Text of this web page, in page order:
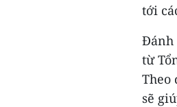
tới
Đánh
từ
Theo
sẽ